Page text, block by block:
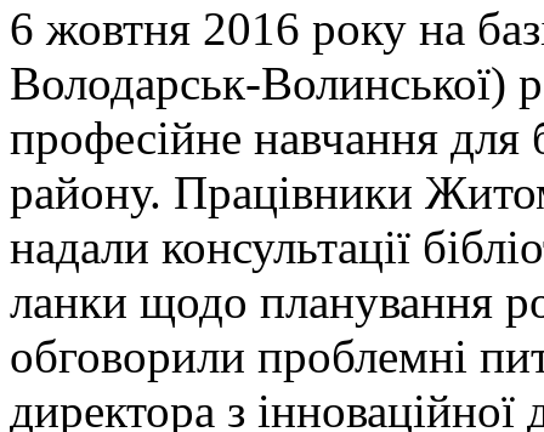
6 жовтня 2016 року на
Володарськ-Волинської)
професійне навчання для
району. Працівники
надали консультації
ланки щодо планування
обговорили проблемні
директора з